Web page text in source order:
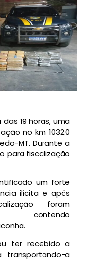
das 19 horas, uma
no km 1032.0
MT. Durante a
para fiscalização
um forte
ilícita e após
foram
contendo
ter recebido a
a